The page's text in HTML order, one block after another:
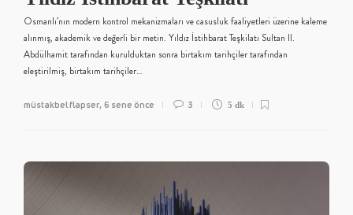
Osmanlı’nın modern kontrol mekanizmaları ve casusluk faaliyetleri üzerine kaleme
alınmış, akademik ve değerli bir metin. Yıldız İstihbarat Teşkilatı Sultan II.
Abdülhamit tarafından kurulduktan sonra birtakım tarihçiler tarafından
eleştirilmiş, birtakım tarihçiler…
müstakbel flapser, 6 sene önce 3 5 dk